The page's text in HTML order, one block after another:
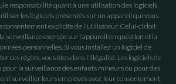
responsabilité quant à une utilisation des logiciels
les logiciels présentés sur un appareil qui vous
consentement explicite de l'utilisateur. Celui-ci doit
surveillance exercée sur l’appareil en question et la
personnelles. Si vous installez un logiciel de
ces règles, vous êtes dans l’illégalité. Les logiciels de
pour la surveillance des enfants mineurs ou pour des
surveiller leurs employés avec leur consentement